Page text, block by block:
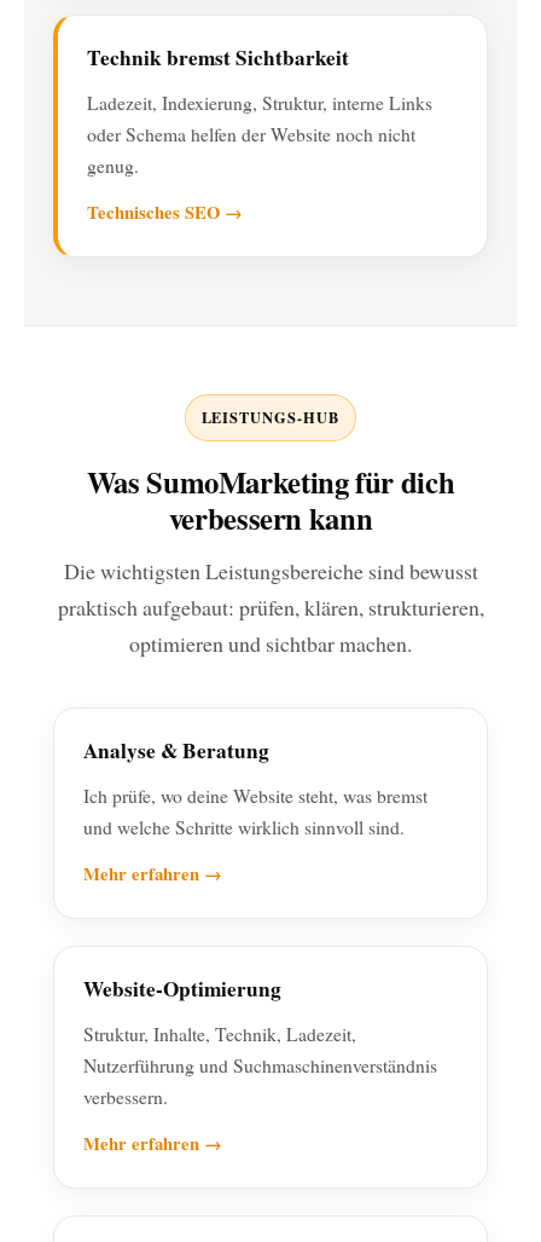
Technik bremst Sichtbarkeit
Ladezeit, Indexierung, Struktur, interne Links
oder Schema helfen der Website noch nicht
genug.
Technisches SEO →
LEISTUNGS-HUB
Was SumoMarketing für dich
verbessern kann
Die wichtigsten Leistungsbereiche sind bewusst
praktisch aufgebaut: prüfen, klären, strukturieren,
optimieren und sichtbar machen.
Analyse & Beratung
Ich prüfe, wo deine Website steht, was bremst
und welche Schritte wirklich sinnvoll sind.
Mehr erfahren →
Website-Optimierung
Struktur, Inhalte, Technik, Ladezeit,
Nutzerführung und Suchmaschinenverständnis
verbessern.
Mehr erfahren →